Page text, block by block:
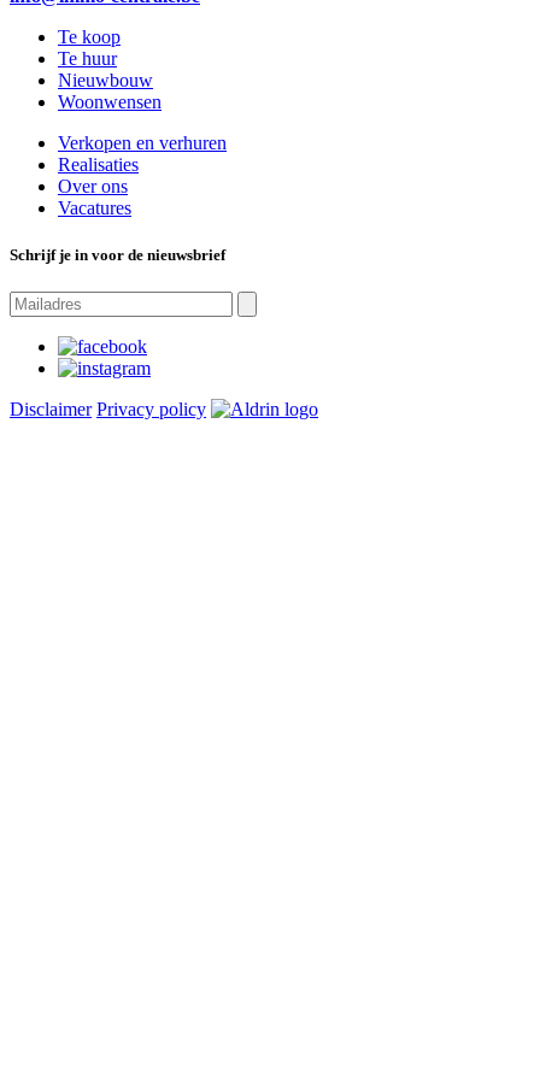
Te koop
Te huur
Nieuwbouw
Woonwensen
Verkopen en verhuren
Realisaties
Over ons
Vacatures
Schrijf je in voor de nieuwsbrief
Disclaimer Privacy policy